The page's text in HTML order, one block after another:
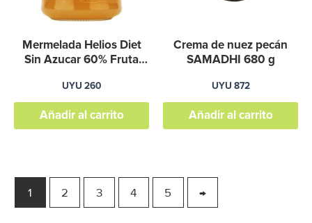
Mermelada Helios Diet
Sin Azucar 60% Fruta
UYU 260
Añadir al carrito
Crema de nuez pecán
SAMADHI 680 g
UYU 872
Añadir al carrito
1 2 3 4 5 →